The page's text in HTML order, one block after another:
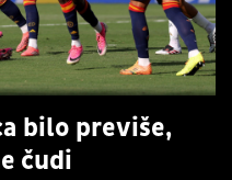
bilo previše,
čudi